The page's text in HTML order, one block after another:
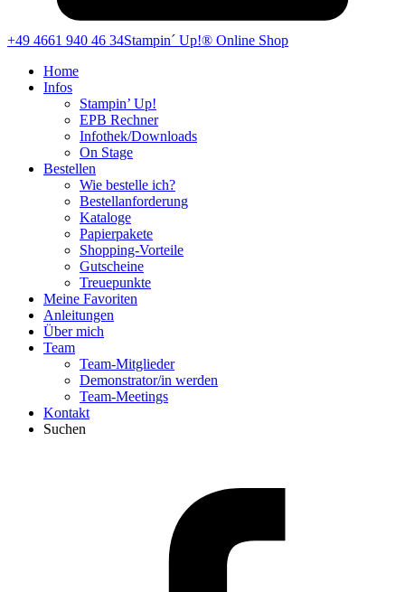
+49 4661 940 46 34Stampin´ Up!® Online Shop
Home
Infos
Stampin’ Up!
EPB Rechner
Infothek/Downloads
On Stage
Bestellen
Wie bestelle ich?
Bestellanforderung
Kataloge
Papierpakete
Shopping-Vorteile
Gutscheine
Treuepunkte
Meine Favoriten
Anleitungen
Über mich
Team
Team-Mitglieder
Demonstrator/in werden
Team-Meetings
Kontakt
Suchen